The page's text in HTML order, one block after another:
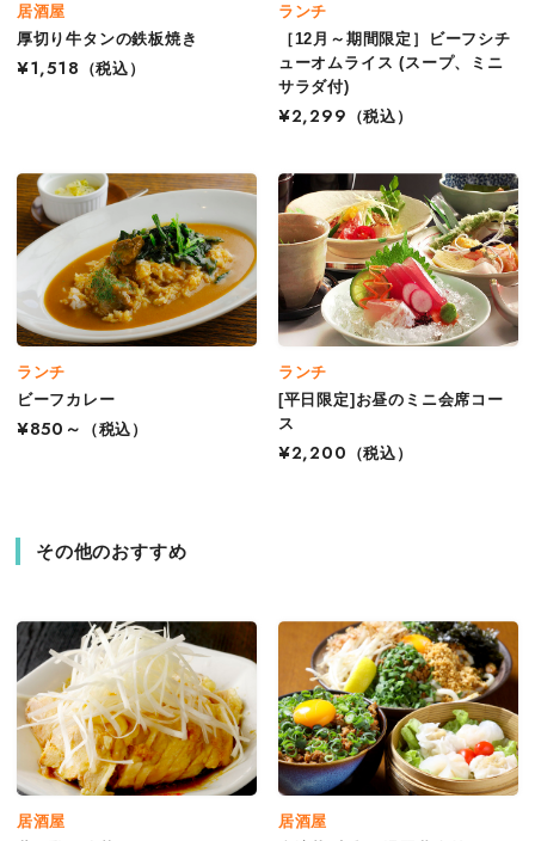
居酒屋
厚切り牛タンの鉄板焼き
¥1,518
（税込）
ランチ
［12月～期間限定］ビーフシチ
ューオムライス (スープ、ミニ
サラダ付)
¥2,299
（税込）
ランチ
ビーフカレー
¥850～
（税込）
ランチ
[平日限定]お昼のミニ会席コー
ス
¥2,200
（税込）
その他のおすすめ
居酒屋
居酒屋